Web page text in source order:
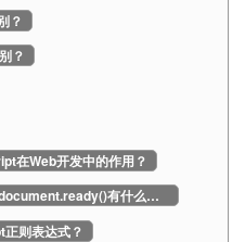
？
？
在Web开发中的作用？
body中的onload事件和document.ready()有什么区别？
则表达式？